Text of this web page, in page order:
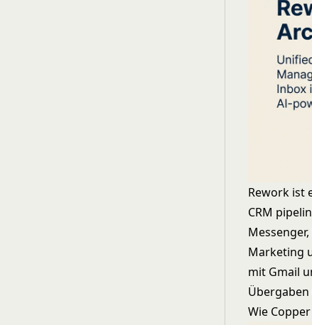
Rework ist
CRM
Marketing
mit Gmail
Wie